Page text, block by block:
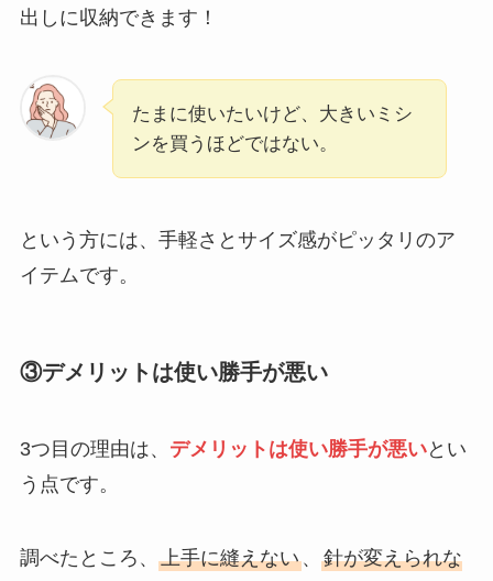
出しに収納できます！
たまに使いたいけど、大きいミシ
ンを買うほどではない。
という方には、手軽さとサイズ感がピッタリのア
イテムです。
③デメリットは使い勝手が悪い
3つ目の理由は、 デメリットは使い勝手が悪いとい
う点です。
調べたところ、 上手に縫えない、 針が変えられな